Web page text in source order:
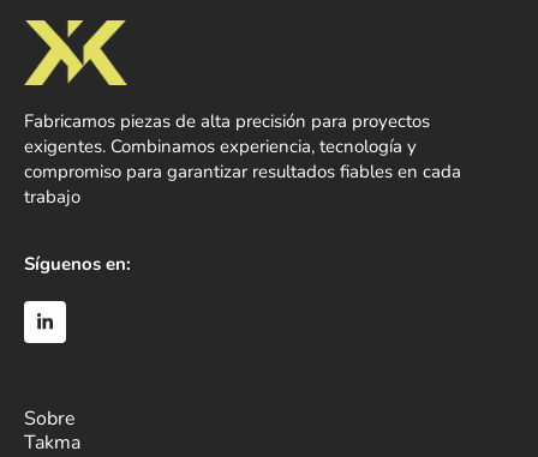
Fabricamos piezas de alta precisión para proyectos
exigentes. Combinamos experiencia, tecnología y
compromiso para garantizar resultados fiables en cada
trabajo
Síguenos en:
Sobre
Takma